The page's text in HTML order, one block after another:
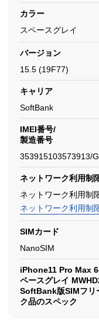
カラー
スペースグレイ
バージョン
15.5 (19F77)
キャリア
SoftBank
IMEI番号/
製造番号
353915103573913/
ネットワーク利用制
ネットワーク利用制
ネットワーク利用制
SIMカード
NanoSIM
iPhone11 Pro Max
ペースグレイ
SoftBank版SIMフリ
ク品のスペック